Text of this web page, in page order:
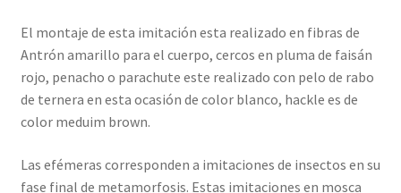
El montaje de esta imitación esta realizado en fibras de
Antrón amarillo para el cuerpo, cercos en pluma de faisán
rojo, penacho o parachute este realizado con pelo de rabo
de ternera en esta ocasión de color blanco, hackle es de
color meduim brown.
Las efémeras corresponden a imitaciones de insectos en su
fase final de metamorfosis. Estas imitaciones en mosca